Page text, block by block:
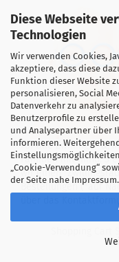
Diese Webseite
Technologien
Wir verwenden Cookies,
akzeptiere, dass diese
Funktion dieser Website
personalisieren, Social
Datenverkehr zu
Benutzerprofile zu
und Analysepartner über
informieren.
„Cookie-Verwendung“
der Seite nahe Impressum.
Für alle Zwillings- &,
Familien mit mind. 3
wir einen
Bestellungen (*auf
über das